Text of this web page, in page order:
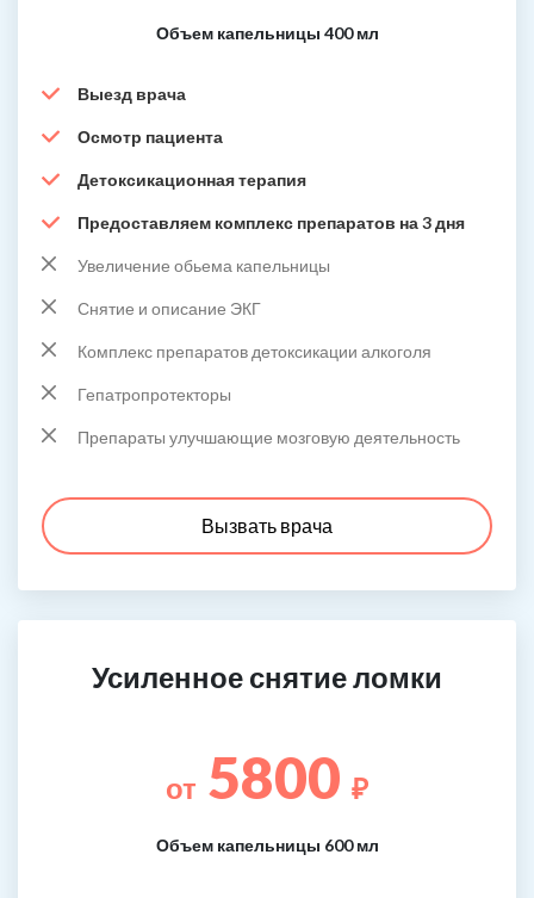
Объем капельницы 400 мл
Выезд врача
Осмотр пациента
Детоксикационная терапия
Предоставляем комплекс препаратов на 3 дня
Увеличение обьема капельницы
Снятие и описание ЭКГ
Комплекс препаратов детоксикации алкоголя
Гепатропротекторы
Препараты улучшающие мозговую деятельность
Вызвать врача
Усиленное снятие ломки
от 5800 ₽
Объем капельницы 600 мл